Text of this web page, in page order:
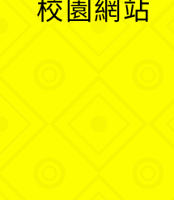
校園網站